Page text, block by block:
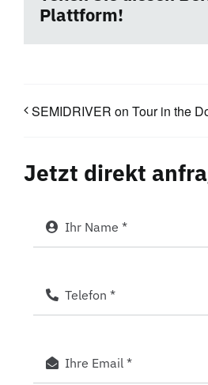
Plattform!
SEMIDRIVER on Tour in the
Jetzt direkt